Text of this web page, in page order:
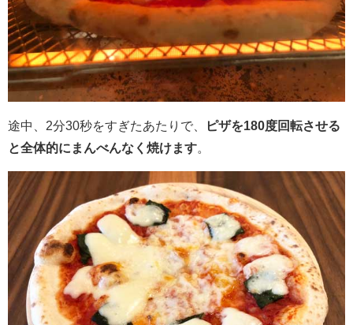
途中、2分30秒をすぎたあたりで、
ピザを180度回転させる
と全体的にまんべんなく焼けます